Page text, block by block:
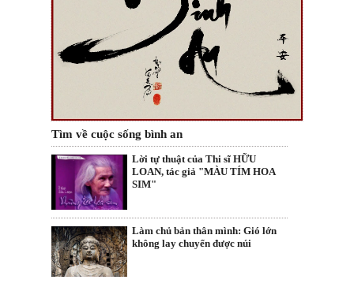
Tìm về cuộc sống bình an
Lời tự thuật của Thi sĩ HỮU
LOAN, tác giả "MÀU TÍM HOA
SIM"
Làm chủ bản thân mình: Gió lớn
không lay chuyển được núi